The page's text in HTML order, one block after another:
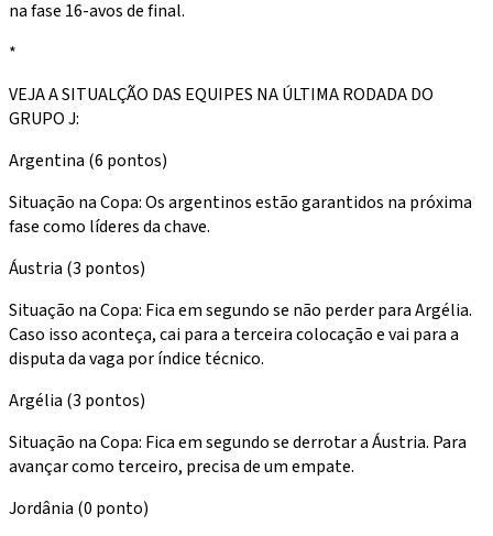
na fase 16-avos de final.
*
VEJA A SITUALÇÃO DAS EQUIPES NA ÚLTIMA RODADA DO
GRUPO J:
Argentina (6 pontos)
Situação na Copa: Os argentinos estão garantidos na próxima
fase como líderes da chave.
Áustria (3 pontos)
Situação na Copa: Fica em segundo se não perder para Argélia.
Caso isso aconteça, cai para a terceira colocação e vai para a
disputa da vaga por índice técnico.
Argélia (3 pontos)
Situação na Copa: Fica em segundo se derrotar a Áustria. Para
avançar como terceiro, precisa de um empate.
Jordânia (0 ponto)